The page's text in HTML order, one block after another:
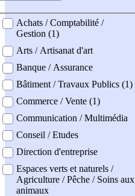
professionel
Achats / Comptabilité /
Gestion (1)
Arts / Artisanat d'art
Banque / Assurance
Bâtiment / Travaux Publics (1)
Commerce / Vente (1)
Communication / Multimédia
Conseil / Etudes
Direction d'entreprise
Espaces verts et naturels /
Agriculture / Pêche / Soins aux
animaux